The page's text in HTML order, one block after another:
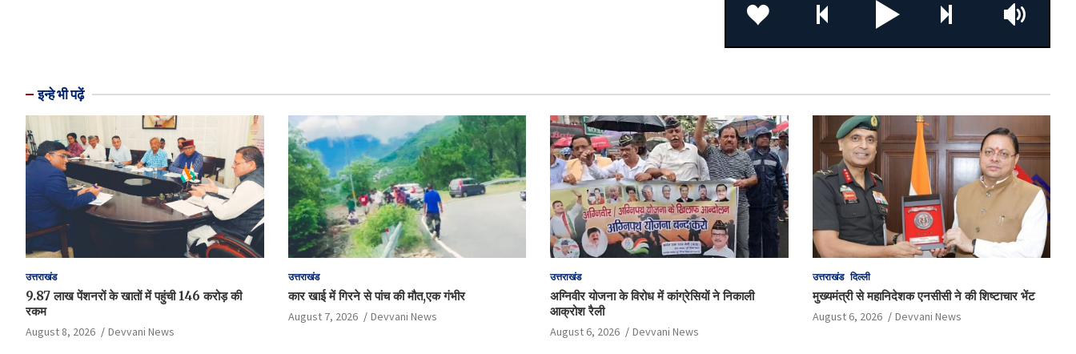
इन्हे भी पढ़ें
उत्तराखंड
9.87 लाख पेंशनरों के खातों में पहुंची 146 करोड़ की
रकम
August 8, 2026 Devvani News
उत्तराखंड
कार खाई में गिरने से पांच की मौत,एक गंभीर
August 7, 2026 Devvani News
उत्तराखंड
अग्निवीर योजना के विरोध में कांग्रेसियों ने निकाली
आक्रोश रैली
August 6, 2026 Devvani News
उत्तराखंड दिल्ली
मुख्यमंत्री से महानिदेशक एनसीसी ने की शिष्टाचार भेंट
August 6, 2026 Devvani News